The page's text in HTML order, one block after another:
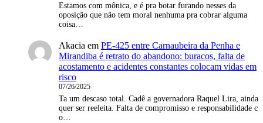
Estamos com mônica, e é pra botar furando nesses da
oposição que não tem moral nenhuma pra cobrar alguma
coisa…
Akacia em PE-425 entre Carnaubeira da Penha e
Mirandiba é retrato do abandono: buracos, falta de
acostamento e acidentes constantes colocam vidas em
risco
07/26/2025
Ta um descaso total. Cadê a governadora Raquel Lira, ainda
quer ser reeleita. Falta de compromisso e responsabilidade c
o…